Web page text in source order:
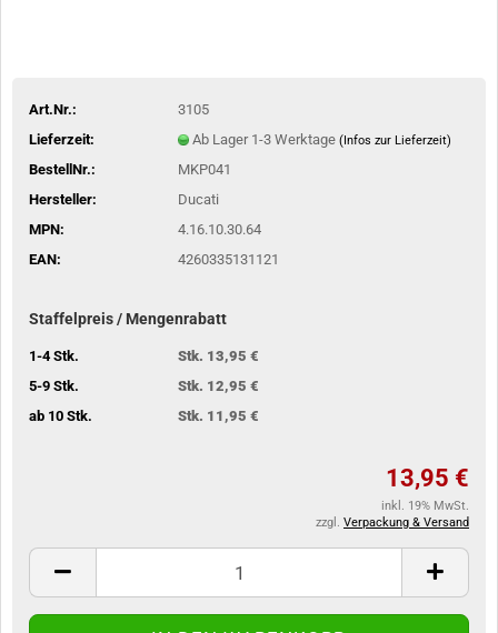
Art.Nr.:
3105
Lieferzeit:
Ab Lager 1-3 Werktage (Infos zur Lieferzeit)
BestellNr.:
MKP041
Hersteller:
Ducati
MPN:
4.16.10.30.64
EAN:
4260335131121
Staffelpreis / Mengenrabatt
1-4 Stk.
Stk. 13,95 €
5-9 Stk.
Stk. 12,95 €
ab 10 Stk.
Stk. 11,95 €
13,95 €
inkl. 19% MwSt.
zzgl. Verpackung & Versand